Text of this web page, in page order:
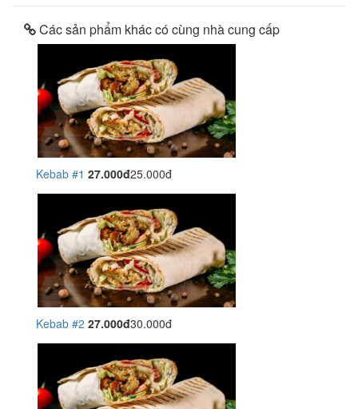
Các sản phẩm khác có cùng nhà cung cấp
Kebab #1 27.000đ25.000đ
Kebab #2 27.000đ30.000đ